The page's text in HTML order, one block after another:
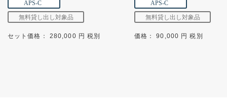
セット価格： 280,000 円 税別 価格： 90,000 円 税別